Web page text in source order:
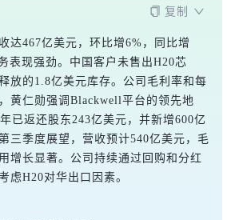
复制
达467亿美元，环比增6%，同比增
表现强劲。中国客户未售出H20芯
放的1.8亿美元库存。公司毛利率和每
黄仁勋强调Blackwell平台的领先地
已返还股东243亿美元，并新增600亿
三季度展望，营收预计540亿美元，毛
增长显著。公司持续通过回购和分红
虑H20对华出口因素。